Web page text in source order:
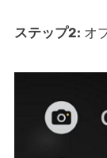
ステップ2: オ